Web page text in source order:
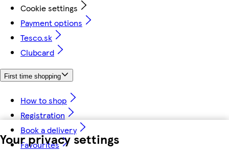
Your privacy settings
Cookie settings
Payment options
Tesco.sk
Clubcard
First time shopping
How to shop
Registration
Book a delivery
Favourites